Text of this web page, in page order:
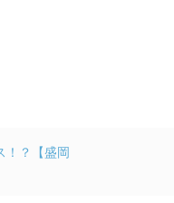
！？【盛岡